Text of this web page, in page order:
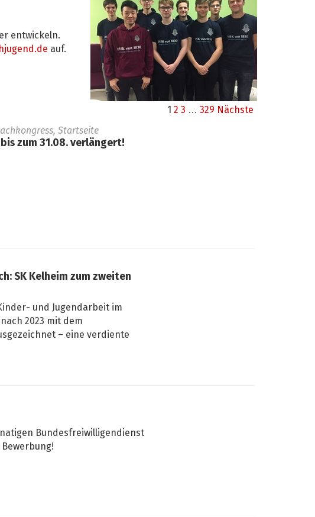
entwickeln.
auf.
1 2 3 … 329 Nächste
Startseite
zum 31.08. verlängert!
SK Kelheim zum zweiten
und Jugendarbeit im
2023 mit dem
– eine verdiente
Bundesfreiwilligendienst